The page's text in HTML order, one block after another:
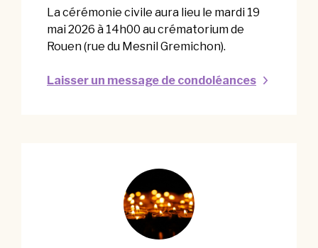
La cérémonie civile aura lieu le mardi 19
mai 2026 à 14h00 au crématorium de
Rouen (rue du Mesnil Gremichon).
Laisser un message de condoléances